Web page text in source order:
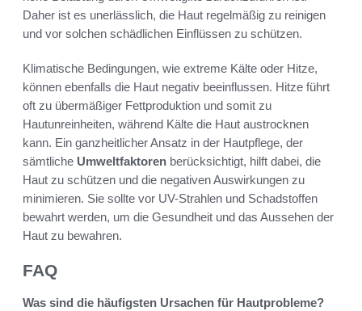
Daher ist es unerlässlich, die Haut regelmäßig zu reinigen
und vor solchen schädlichen Einflüssen zu schützen.
Klimatische Bedingungen, wie extreme Kälte oder Hitze,
können ebenfalls die Haut negativ beeinflussen. Hitze führt
oft zu übermäßiger Fettproduktion und somit zu
Hautunreinheiten, während Kälte die Haut austrocknen
kann. Ein ganzheitlicher Ansatz in der Hautpflege, der
sämtliche Umweltfaktoren berücksichtigt, hilft dabei, die
Haut zu schützen und die negativen Auswirkungen zu
minimieren. Sie sollte vor UV-Strahlen und Schadstoffen
bewahrt werden, um die Gesundheit und das Aussehen der
Haut zu bewahren.
FAQ
Was sind die häufigsten Ursachen für Hautprobleme?